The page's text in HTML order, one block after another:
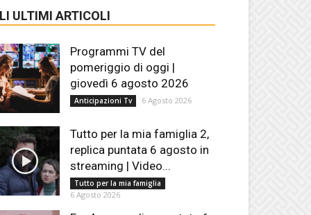
ULTIMI ARTICOLI
Programmi TV del
pomeriggio di oggi |
giovedì 6 agosto 2026
Anticipazioni Tv 6 Agosto 2026
Tutto per la mia famiglia 2,
replica puntata 6 agosto in
streaming | Video...
Tutto per la mia famiglia
6 Agosto 2026